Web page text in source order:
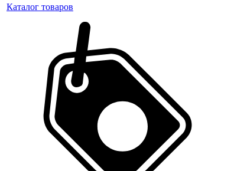
Каталог товаров